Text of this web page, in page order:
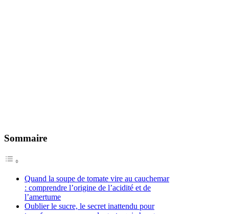
Sommaire
Quand la soupe de tomate vire au cauchemar
: comprendre l’origine de l’acidité et de
l’amertume
Oublier le sucre, le secret inattendu pour